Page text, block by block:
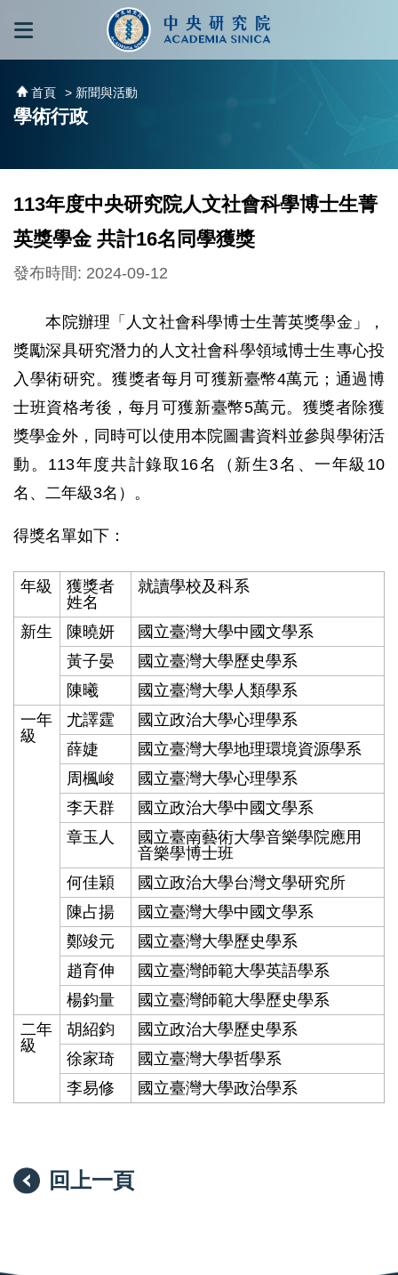
跳到主要內容區塊
首頁 > 新聞與活動
學術行政
113年度中央研究院人文社會科學博士生菁
英獎學金 共計16名同學獲獎
發布時間: 2024-09-12
本院辦理「人文社會科學博士生菁英獎學金」，
獎勵深具研究潛力的人文社會科學領域博士生專心投
入學術研究。獲獎者每月可獲新臺幣4萬元；通過博
士班資格考後，每月可獲新臺幣5萬元。獲獎者除獲
獎學金外，同時可以使用本院圖書資料並參與學術活
動。113年度共計錄取16名（新生3名、一年級10
名、二年級3名）。
得獎名單如下：
年級
獲獎者
姓名
就讀學校及科系
新生 陳曉妍
國立臺灣大學中國文學系
黃子晏
國立臺灣大學歷史學系
陳曦
國立臺灣大學人類學系
一年
級
尤譯霆
國立政治大學心理學系
薛婕
國立臺灣大學地理環境資源學系
周楓峻
國立臺灣大學心理學系
李天群
國立政治大學中國文學系
章玉人
國立臺南藝術大學音樂學院應用
音樂學博士班
何佳穎
國立政治大學台灣文學研究所
陳占揚
國立臺灣大學中國文學系
鄭竣元
國立臺灣大學歷史學系
趙育伸
國立臺灣師範大學英語學系
楊鈞量
國立臺灣師範大學歷史學系
二年
級
胡紹鈞
國立政治大學歷史學系
徐家琦
國立臺灣大學哲學系
李易修
國立臺灣大學政治學系
回上一頁